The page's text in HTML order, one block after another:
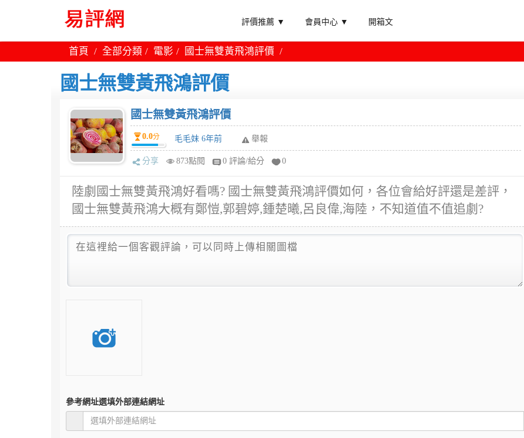
評價推薦 ▼ 會員中心 ▼ 開箱文
首頁 全部分類 電影 國士無雙黃飛鴻評價
國士無雙黃飛鴻評價
國士無雙黃飛鴻評價
0.0分 毛毛妹 6年前 舉報
分享 873點閱 0 評論/給分 0
陸劇國士無雙黃飛鴻好看嗎? 國士無雙黃飛鴻評價如何，各位會給好評還是差評，
國士無雙黃飛鴻大概有鄭愷,郭碧婷,鍾楚曦,呂良偉,海陸，不知道值不值追劇?
參考網址選填外部連結網址